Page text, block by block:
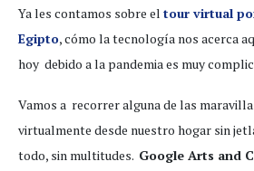
Ya les contamos sobre el tour virtual
Egipto, cómo la tecnología nos acerca
hoy debido a la pandemia es muy
Vamos a recorrer alguna de las
virtualmente desde nuestro hogar sin
todo, sin multitudes. Google Arts and